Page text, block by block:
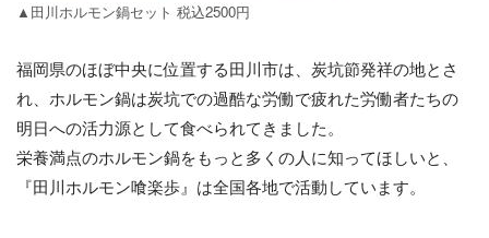
▲田川ホルモン鍋セット 税込2500円
福岡県のほぼ中央に位置する田川市は、炭坑節発祥の地とさ
れ、ホルモン鍋は炭坑での過酷な労働で疲れた労働者たちの
明日への活力源として食べられてきました。
栄養満点のホルモン鍋をもっと多くの人に知ってほしいと、
『田川ホルモン喰楽歩』は全国各地で活動しています。